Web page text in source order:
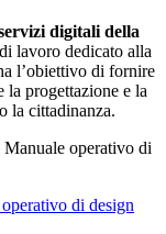
digitali della
lavoro dedicato alla
l’obiettivo di fornire
progettazione e la
la cittadinanza.
operativo di
di design